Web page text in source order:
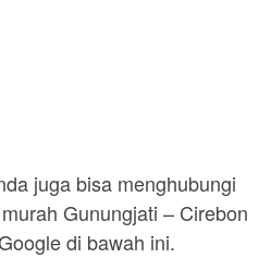
juga bisa menghubungi
Gunungjati – Cirebon
di bawah ini.